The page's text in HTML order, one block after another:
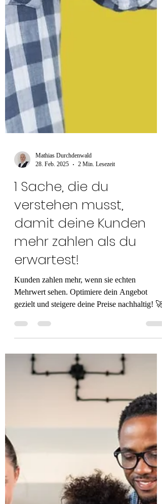
Mathias Durchdenwald
28. Feb. 2025
2 Min. Lesezeit
1 Sache, die du
verstehen musst,
damit deine Kunden
mehr zahlen als du
erwartest!
Kunden zahlen mehr, wenn sie echten
Mehrwert sehen. Optimiere dein Angebot
gezielt und steigere deine Preise nachhaltig! 🚀